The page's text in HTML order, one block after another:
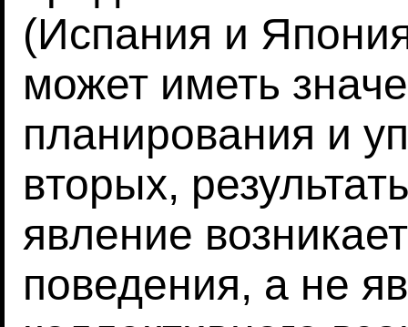
(Испания и
может иметь
планирования и
вторых,
явление
поведения, а не